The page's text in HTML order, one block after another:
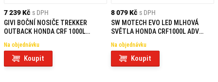
7 239 Kč s DPH
GIVI BOČNÍ NOSIČE TREKKER
OUTBACK HONDA CRF 1000L
PL1161CAM
Na objednávku
Koupit
8 079 Kč s DPH
SW MOTECH EVO LED MLHOVÁ
SVĚTLA HONDA CRF1000L ADV
Na objednávku
Koupit